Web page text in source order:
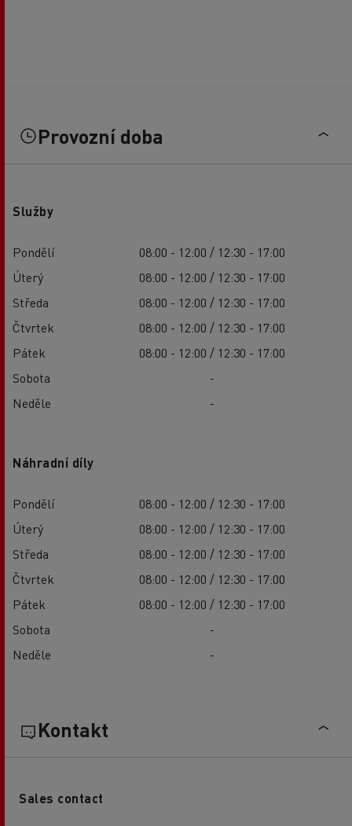
Provozní doba
Služby
Pondělí
08:00 - 12:00 / 12:30 - 17:00
Úterý
08:00 - 12:00 / 12:30 - 17:00
Středa
08:00 - 12:00 / 12:30 - 17:00
Čtvrtek
08:00 - 12:00 / 12:30 - 17:00
Pátek
08:00 - 12:00 / 12:30 - 17:00
Sobota
-
Neděle
-
Náhradní díly
Pondělí
08:00 - 12:00 / 12:30 - 17:00
Úterý
08:00 - 12:00 / 12:30 - 17:00
Středa
08:00 - 12:00 / 12:30 - 17:00
Čtvrtek
08:00 - 12:00 / 12:30 - 17:00
Pátek
08:00 - 12:00 / 12:30 - 17:00
Sobota
-
Neděle
-
Kontakt
Sales contact